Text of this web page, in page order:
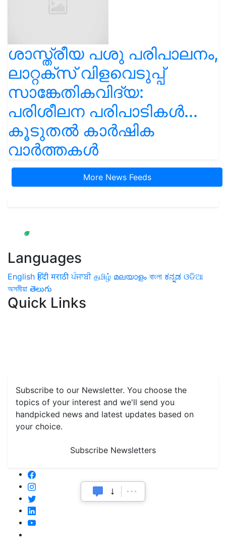
ശാസ്ത്രീയ പശു പരിപാലനം,
ലാറ്റക്സ് വിളവെടുപ്പ്
സാങ്കേതികവിദ്യ:
പരിശീലന പരിപാടികൾ...
കൂടുതൽ കാർഷിക
വാർത്തകൾ
More News Feeds
Languages
English हिंदी मराठी ਪੰਜਾਬੀ தமிழ் മലയാളം বাংলা ಕನ್ನಡ ଓଡିଆ
অসমীয়া తెలుగు
Quick Links
Subscribe to our Newsletter. You choose the
topics of your interest and we'll send you
handpicked news and latest updates based on
your choice.
Subscribe Newsletters